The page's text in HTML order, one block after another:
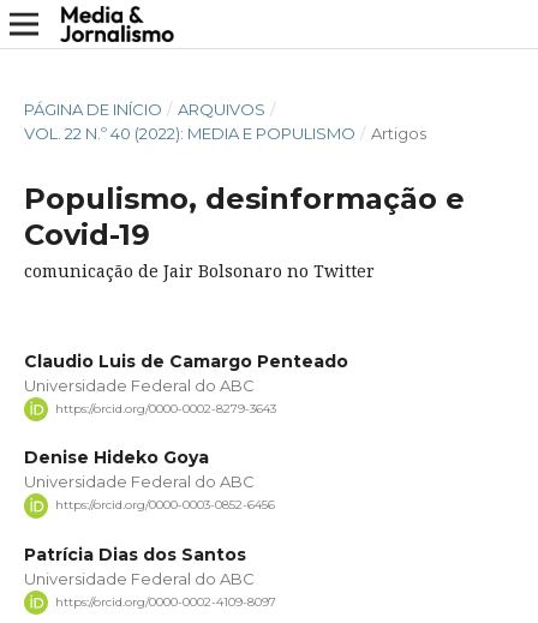
PÁGINA DE INÍCIO / ARQUIVOS /
VOL. 22 N.º 40 (2022): MEDIA E POPULISMO / Artigos
Populismo, desinformação e
Covid-19
comunicação de Jair Bolsonaro no Twitter
Claudio Luis de Camargo Penteado
Universidade Federal do ABC
https://orcid.org/0000-0002-8279-3643
Denise Hideko Goya
Universidade Federal do ABC
https://orcid.org/0000-0003-0852-6456
Patrícia Dias dos Santos
Universidade Federal do ABC
https://orcid.org/0000-0002-4109-8097